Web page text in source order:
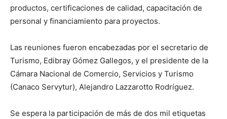
productos, certificaciones de calidad, capacitación de
personal y financiamiento para proyectos.
Las reuniones fueron encabezadas por el secretario de
Turismo, Edibray Gómez Gallegos, y el presidente de la
Cámara Nacional de Comercio, Servicios y Turismo
(Canaco Servytur), Alejandro Lazzarotto Rodríguez.
Se espera la participación de más de dos mil etiquetas